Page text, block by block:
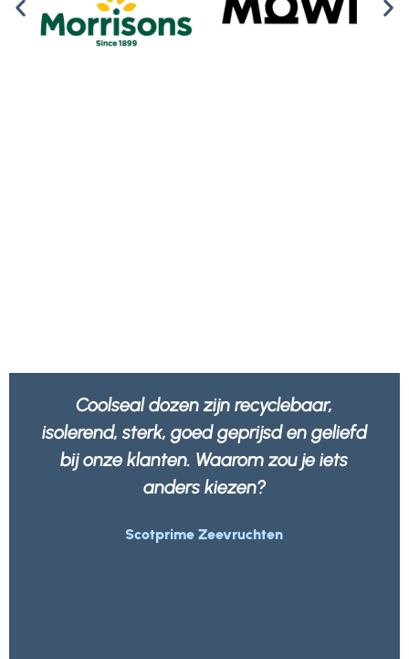
We voelen ons beter in de wetenschap
dat al onze verpakkingen niet alleen
sterk en robuust zijn, maar ook 100%
recyclebaar door elk afvalbedrijf.
Morrisons